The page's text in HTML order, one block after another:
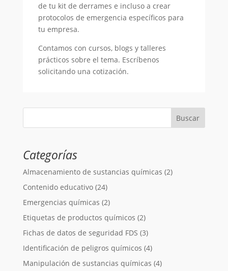
de tu kit de derrames e incluso a crear
protocolos de emergencia específicos para
tu empresa.
Contamos con cursos, blogs y talleres
prácticos sobre el tema. Escríbenos
solicitando una cotización.
Categorías
Almacenamiento de sustancias químicas (2)
Contenido educativo(24)
Emergencias químicas (2)
Etiquetas de productos químicos (2)
Fichas de datos de seguridad FDS (3)
Identificación de peligros químicos (4)
Manipulación de sustancias químicas (4)